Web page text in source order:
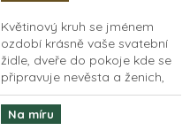
Květinový kruh se jménem
ozdobí krásně vaše svatební
židle, dveře do pokoje kde se
připravuje nevěsta a ženich,
nebo si ho můžete pověsit
na zeď na památku. Je to jen
na vás.
Na míru